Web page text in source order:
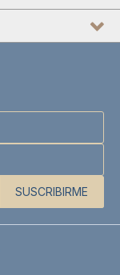
SUSCRIBIRME